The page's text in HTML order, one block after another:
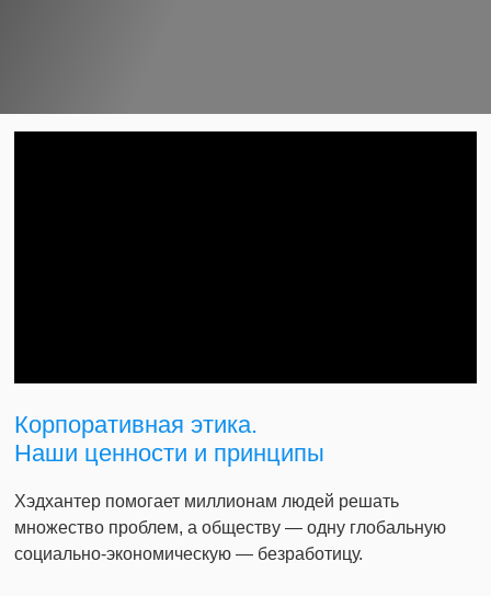
Корпоративная этика.
Наши ценности и принципы
Хэдхантер помогает миллионам людей решать
множество проблем, а обществу — одну глобальную
социально-экономическую — безработицу.